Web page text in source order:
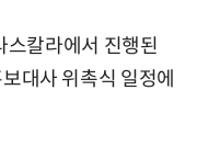
스칼라에서 진행된
대사 위촉식 일정에